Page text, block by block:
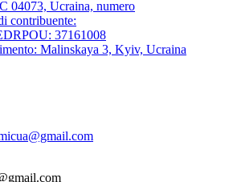
04073, Ucraina, numero
contribuente:
37161008
Malinskaya 3, Kyiv, Ucraina